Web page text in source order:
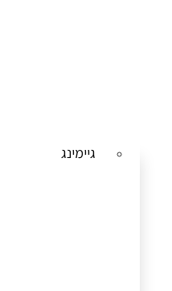
גיימינג